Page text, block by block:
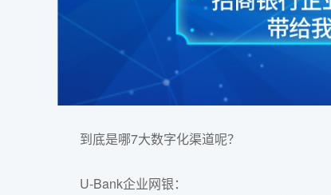
到底是哪7大数字化渠道呢？
U-Bank企业网银：